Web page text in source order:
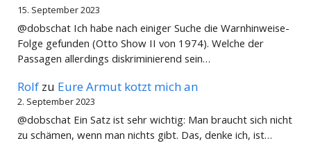
15. September 2023
@dobschat Ich habe nach einiger Suche die Warnhinweise-
Folge gefunden (Otto Show II von 1974). Welche der
Passagen allerdings diskriminierend sein…
Rolf zu Eure Armut kotzt mich an
2. September 2023
@dobschat Ein Satz ist sehr wichtig: Man braucht sich nicht
zu schämen, wenn man nichts gibt. Das, denke ich, ist…